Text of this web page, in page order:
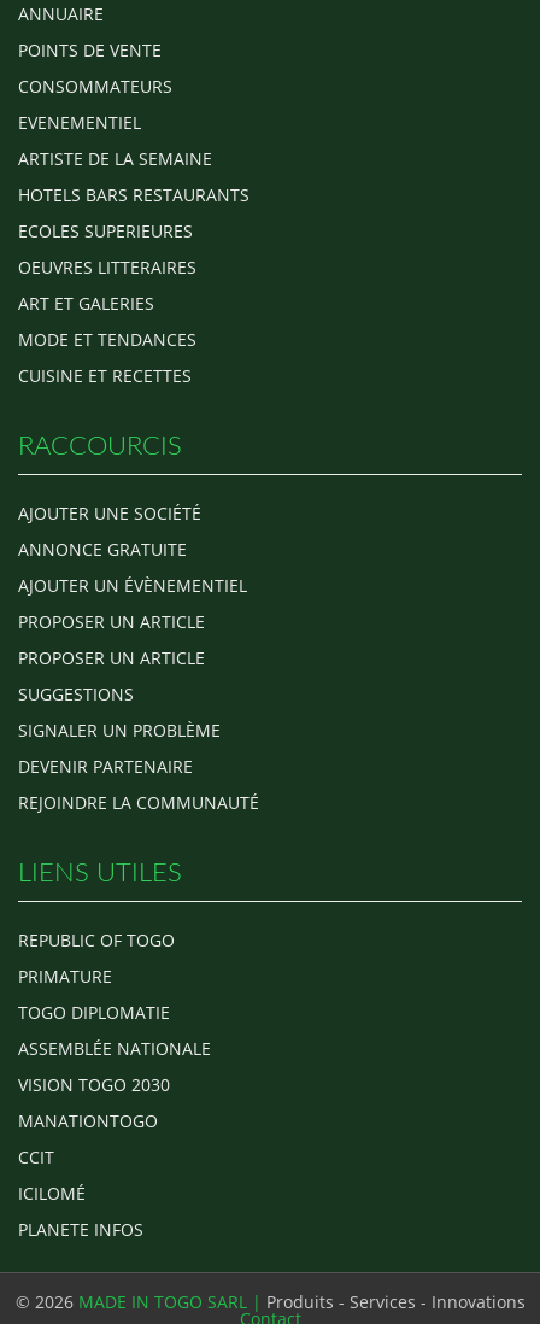
ANNUAIRE
POINTS DE VENTE
CONSOMMATEURS
EVENEMENTIEL
ARTISTE DE LA SEMAINE
HOTELS BARS RESTAURANTS
ECOLES SUPERIEURES
OEUVRES LITTERAIRES
ART ET GALERIES
MODE ET TENDANCES
CUISINE ET RECETTES
RACCOURCIS
AJOUTER UNE SOCIÉTÉ
ANNONCE GRATUITE
AJOUTER UN ÉVÈNEMENTIEL
PROPOSER UN ARTICLE
PROPOSER UN ARTICLE
SUGGESTIONS
SIGNALER UN PROBLÈME
DEVENIR PARTENAIRE
REJOINDRE LA COMMUNAUTÉ
LIENS UTILES
REPUBLIC OF TOGO
PRIMATURE
TOGO DIPLOMATIE
ASSEMBLÉE NATIONALE
VISION TOGO 2030
MANATIONTOGO
CCIT
ICILOMÉ
PLANETE INFOS
© 2026 MADE IN TOGO SARL | Produits - Services - Innovations
Contact